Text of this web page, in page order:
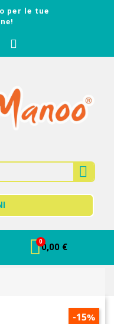
per le tue
0,00 €
-15%